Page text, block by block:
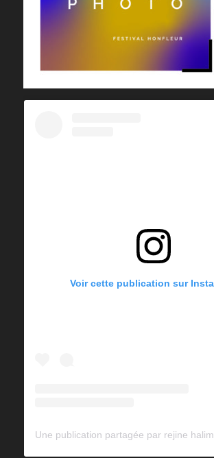
Voir cette publication sur